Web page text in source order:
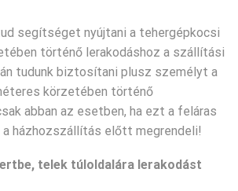
segítséget nyújtani a tehergépkocsi
történő lerakodáshoz a szállítási
tudunk biztosítani plusz személyt a
körzetében történő
abban az esetben, ha ezt a feláras
házhozszállítás előtt megrendeli!
telek túloldalára lerakodást